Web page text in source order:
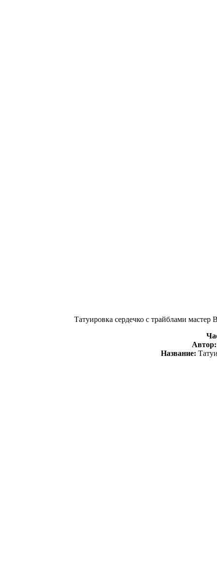
Татуировка сердечко с трайблами
Название: